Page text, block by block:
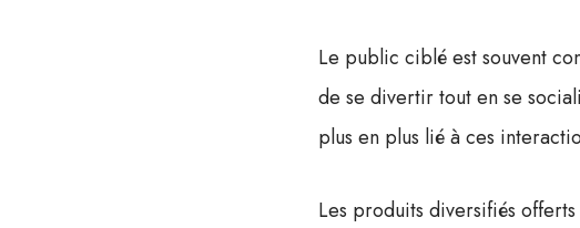
Le public ciblé est souvent
de se divertir tout en se
plus en plus lié à ces
Les produits diversifiés